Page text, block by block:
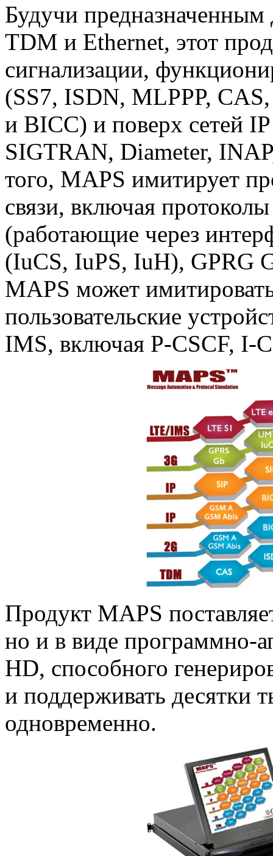
Будучи
TDM и Ethernet, этот
сигнализации,
(SS7, ISDN, MLPPP,
и BICC) и поверх сетей
SIGTRAN, Diameter,
того, MAPS имитирует
связи, включая
(работающие через
(IuCS, IuPS, IuH), GPRG
MAPS может
пользовательские
IMS, включая P-CSCF, I-
Продукт MAPS
но и в виде программно-
HD, способного
и поддерживать десятки
одновременно.